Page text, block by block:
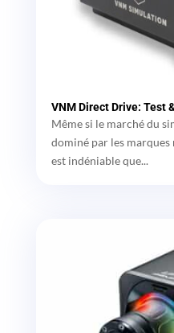
VNM Direct Drive: Test
Même si le marché du
dominé par les
est indéniable que...